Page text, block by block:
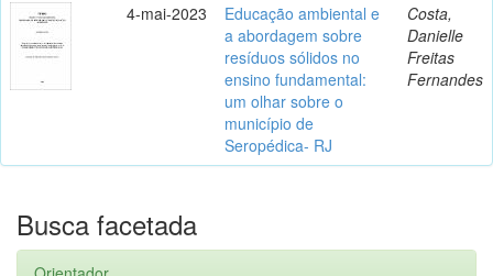
4-mai-2023
Educação ambiental e
a abordagem sobre
resíduos sólidos no
ensino fundamental:
um olhar sobre o
município de
Seropédica- RJ
Costa,
Danielle
Freitas
Fernandes
Busca facetada